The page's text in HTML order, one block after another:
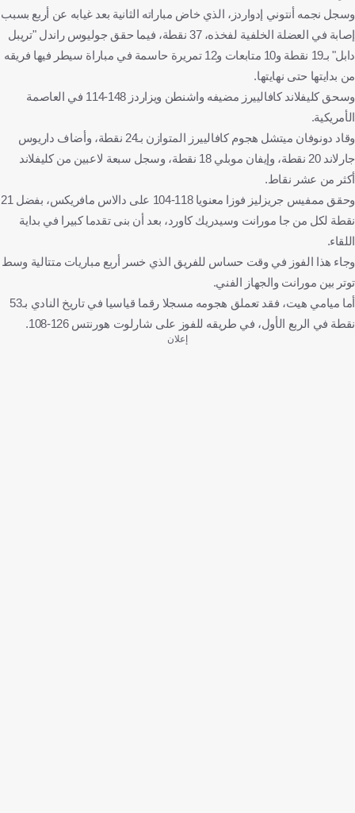
وسجل نجمه أنتوني إدواردز، الذي خاض مباراته الثانية بعد غيابه عن أربع بسبب
إصابة في العضلة الخلفية لفخذه، 37 نقطة، فيما حقق جوليوس راندل "تريبل
دابل" بـ19 نقطة و10 متابعات و12 تمريرة حاسمة في مباراة سيطر فيها فريقه
من بدايتها حتى نهايتها.
وسحق كليفلاند كافالييرز مضيفه واشنطن ويزاردز 148-114 في العاصمة
الأمريكية.
وقاد دونوفان ميتشل هجوم كافالييرز المتوازن بـ24 نقطة، وأضاف داريوس
جارلاند 20 نقطة، وإيفان موبلي 18 نقطة، وسجل سبعة لاعبين من كليفلاند
أكثر من عشر نقاط.
وحقق ممفيس جريزليز فوزا معنويا 118-104 على دالاس مافريكس، بفضل 21
نقطة لكل من جا مورانت وسيدريك كاورد، بعد أن بنى تقدما كبيرا في بداية
اللقاء.
وجاء هذا الفوز في وقت حساس للفريق الذي خسر أربع مباريات متتالية وسط
توتر بين مورانت والجهاز الفني.
أما ميامي هيت، فقد تعملق هجومه مسجلا رقما قياسيا في تاريخ النادي بـ53
نقطة في الربع الأول، في طريقه للفوز على شارلوت هورنتس 126-108.
إعلان